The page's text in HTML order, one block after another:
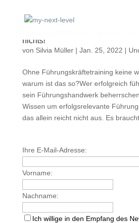
nichts!
von Silvia Müller| Jan. 25, 2022 |
Ohne Führungskräftetraining keine
warum ist das so?Wer erfolgreich
sein Führungshandwerk
Wissen um erfolgsrelevante
das allein reicht nicht aus. Es braucht
Ihre E-Mail-Adresse:
Vorname:
Nachname:
Ich willige in den Empfang des